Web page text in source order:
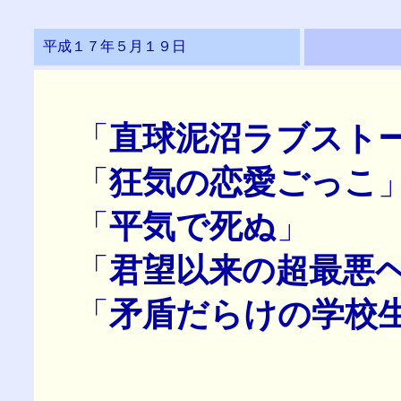
平成１７年５月１９日
「 直球泥沼ラブスト
「 狂気の恋愛ごっこ
「 平気で死ぬ 」
「 君望以来の超最悪
「 矛盾だらけの学校